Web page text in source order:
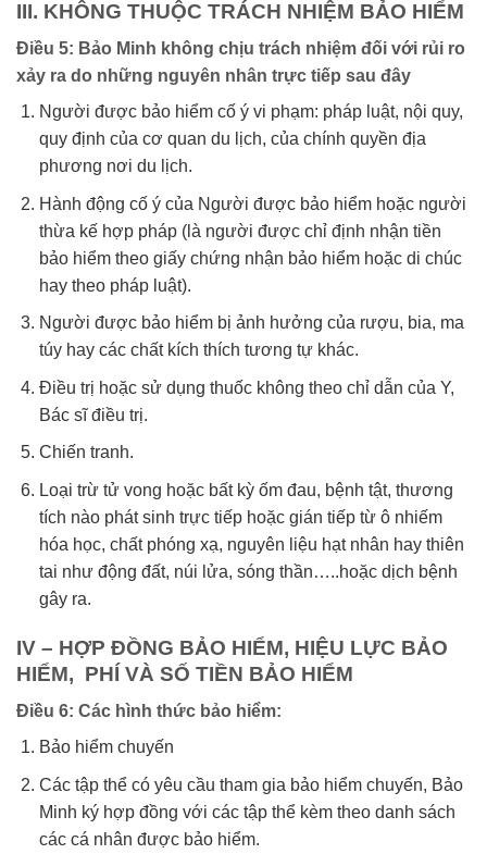
III. KHÔNG THUỘC TRÁCH NHIỆM BẢO HIỂM
Điều 5: Bảo Minh không chịu trách nhiệm đối với rủi ro
xảy ra do những nguyên nhân trực tiếp sau đây
Người được bảo hiểm cố ý vi phạm: pháp luật, nội quy,
quy định của cơ quan du lịch, của chính quyền địa
phương nơi du lịch.
Hành động cố ý của Người được bảo hiểm hoặc người
thừa kế hợp pháp (là người được chỉ định nhận tiền
bảo hiểm theo giấy chứng nhận bảo hiểm hoặc di chúc
hay theo pháp luật).
Người được bảo hiểm bị ảnh hưởng của rượu, bia, ma
túy hay các chất kích thích tương tự khác.
Điều trị hoặc sử dụng thuốc không theo chỉ dẫn của Y,
Bác sĩ điều trị.
Chiến tranh.
Loại trừ tử vong hoặc bất kỳ ốm đau, bệnh tật, thương
tích nào phát sinh trực tiếp hoặc gián tiếp từ ô nhiếm
hóa học, chất phóng xạ, nguyên liệu hạt nhân hay thiên
tai như động đất, núi lửa, sóng thần…..hoặc dịch bệnh
gây ra.
IV – HỢP ĐỒNG BẢO HIỂM, HIỆU LỰC BẢO
HIỂM, PHÍ VÀ SỐ TIỀN BẢO HIỂM
Điều 6: Các hình thức bảo hiểm:
Bảo hiểm chuyến
Các tập thể có yêu cầu tham gia bảo hiểm chuyến, Bảo
Minh ký hợp đồng với các tập thể kèm theo danh sách
các cá nhân được bảo hiểm.